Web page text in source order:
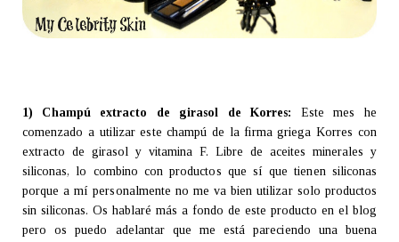
1) Champú extracto de girasol de Korres: Este mes he
comenzado a utilizar este champú de la firma griega Korres con
extracto de girasol y vitamina F. Libre de aceites minerales y
siliconas, lo combino con productos que sí que tienen siliconas
porque a mí personalmente no me va bien utilizar solo productos
sin siliconas. Os hablaré más a fondo de este producto en el blog
pero os puedo adelantar que me está pareciendo una buena